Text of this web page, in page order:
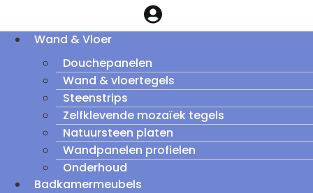
Wand & Vloer
Douchepanelen
Wand & vloertegels
Steenstrips
Zelfklevende mozaïek tegels
Natuursteen platen
Wandpanelen profielen
Onderhoud
Badkamermeubels